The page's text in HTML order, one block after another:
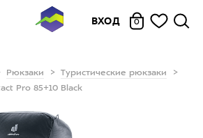
ВХОД 0
Рюкзаки
Туристические рюкзаки
Pro 85+10 Black